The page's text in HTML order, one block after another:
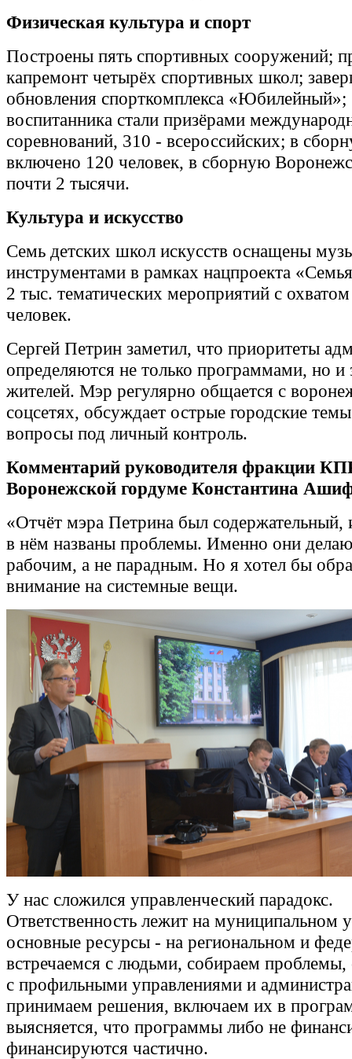
Физическая культура и спорт
Построены пять спортивных сооружений;
капремонт четырёх спортивных школ;
обновления спорткомплекса «Юбилейный»;
воспитанника стали призёрами
соревнований, 310 - всероссийских; в
включено 120 человек, в сборную
почти 2 тысячи.
Культура и искусство
Семь детских школ искусств оснащены
инструментами в рамках нацпроекта
2 тыс. тематических мероприятий с
человек.
Сергей Петрин заметил, что приоритеты
определяются не только программами, но и
жителей. Мэр регулярно общается с
соцсетях, обсуждает острые городские
вопросы под личный контроль.
Комментарий руководителя фракции
Воронежской гордуме Константина
«Отчёт мэра Петрина был
в нём названы проблемы. Именно они
рабочим, а не парадным. Но я хотел бы
внимание на системные вещи.
У нас сложился управленческий парадокс.
Ответственность лежит на муниципальном
основные ресурсы - на региональном и
встречаемся с людьми, собираем
с профильными управлениями и
принимаем решения, включаем их в
выясняется, что программы либо не
финансируются частично.